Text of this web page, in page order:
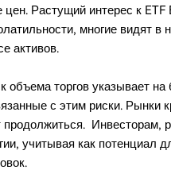
цен. Растущий интерес к
многие видят
активов.
объема торгов указывает
с этим риски. Рынки
продолжиться.
учитывая как потенциал